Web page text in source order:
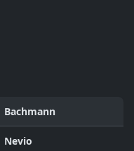
Bachmann
Nevio